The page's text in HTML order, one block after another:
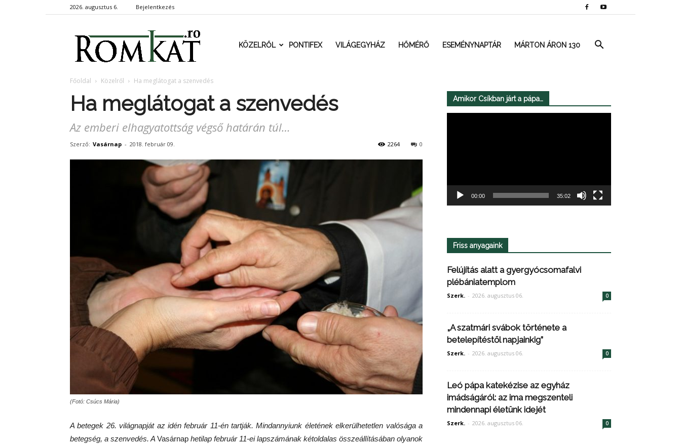
2026. augusztus 6. Bejelentkezés
RomKat.roKÖZELRŐL PONTIFEX VILÁGEGYHÁZ HŐMÉRŐ ESEMÉNYNAPTÁR MÁRTON ÁRON 130
Főoldal Közelről Ha meglátogat a szenvedés
Ha meglátogat a szenvedés
Az emberi elhagyatottság végső határán túl…
Szerző: Vasárnap - 2018. február 09. 0
2264
(Fotó: Csúcs Mária)
A betegek 26. világnapját az idén február 11-én tartják. Mindannyiunk életének elkerülhetetlen valósága a
betegség, a szenvedés. A Vasárnap hetilap február 11-ei lapszámának kétoldalas összeállításában olyanok
Amikor Csíkban járt a pápa…
00:00 35:02
Friss anyagaink
Felújítás alatt a gyergyócsomafalvi
plébániatemplom
Szerk. - 2026. augusztus 06. 0
„A szatmári svábok története a
betelepítéstől napjainkig”
Szerk. - 2026. augusztus 06. 0
Leó pápa katekézise az egyház
imádságáról: az ima megszenteli
mindennapi életünk idejét
Szerk. - 2026. augusztus 06. 0